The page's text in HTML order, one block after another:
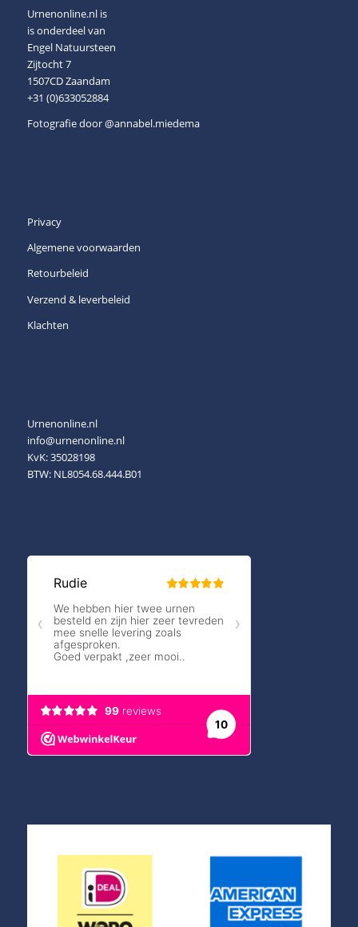
Urnenonline.nl is
is onderdeel van
Engel Natuursteen
Zijtocht 7
1507CD Zaandam
+31 (0)633052884
Fotografie door@annabel.miedema
Privacy
Algemene voorwaarden
Retourbeleid
Verzend & leverbeleid
Klachten
Urnenonline.nl
info@urnenonline.nl
KvK: 35028198
BTW: NL8054.68.444.B01